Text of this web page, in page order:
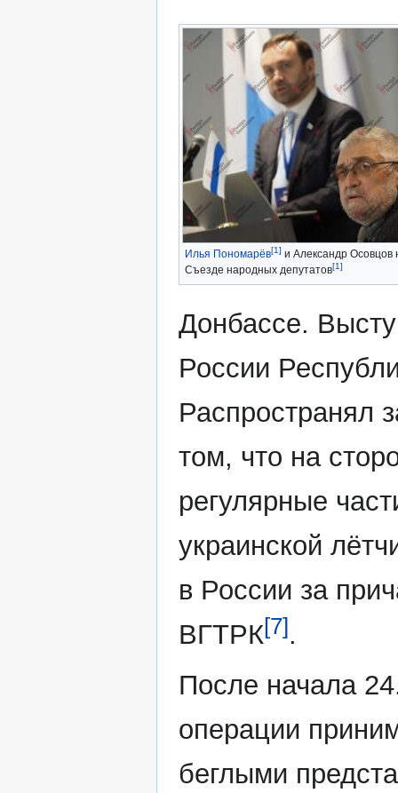
Илья Пономарёв[1] и Александр Осовцов
Съезде народных депутатов[1]
Донбассе.
России
Распространял
том, что на
регулярные
украинской
в России за
ВГТРК[7].
После начала
операции
беглыми